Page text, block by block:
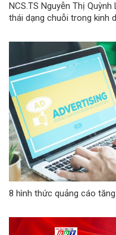
NCS.TS Nguyễn Thị
thái dạng chuỗi trong kinh
8 hình thức quảng cáo